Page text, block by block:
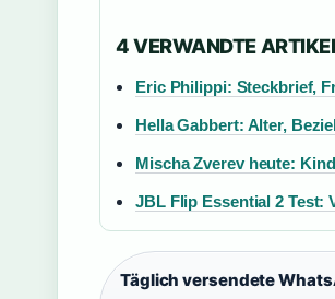
4 VERWANDTE
Eric Philippi: Steckbrief,
Hella Gabbert: Alter,
Mischa Zverev heute:
JBL Flip Essential 2 Test:
Täglich versendete